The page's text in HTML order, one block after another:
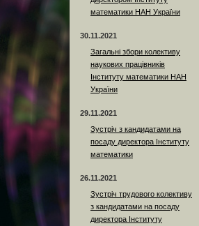
математики НАН України
30.11.2021
Загальні збори колективу
наукових працівників
Інституту математики НАН
України
29.11.2021
Зустріч з кандидатами на
посаду директора Інституту
математики
26.11.2021
Зустріч трудового колективу
з кандидатами на посаду
директора Інституту